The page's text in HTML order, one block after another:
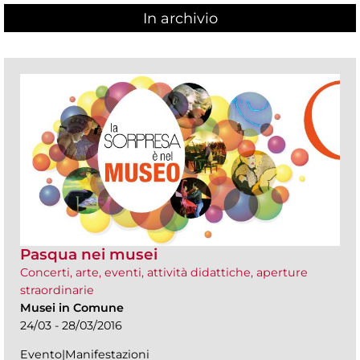
In archivio
Pasqua nei musei
Concerti, arte, eventi, attività didattiche, aperture
straordinarie
Musei in Comune
24/03 - 28/03/2016
Evento|Manifestazioni